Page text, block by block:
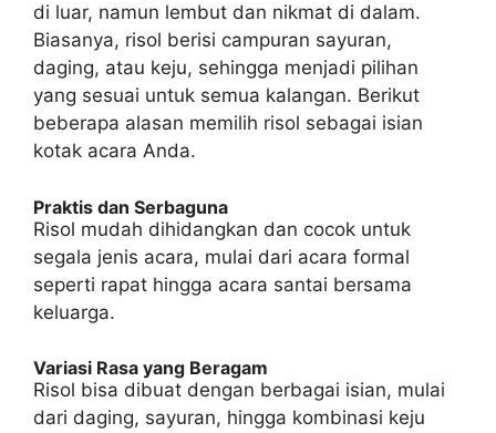
di luar, namun lembut dan nikmat di dalam.
Biasanya, risol berisi campuran sayuran,
daging, atau keju, sehingga menjadi pilihan
yang sesuai untuk semua kalangan. Berikut
beberapa alasan memilih risol sebagai isian
kotak acara Anda.
Praktis dan Serbaguna
Risol mudah dihidangkan dan cocok untuk
segala jenis acara, mulai dari acara formal
seperti rapat hingga acara santai bersama
keluarga.
Variasi Rasa yang Beragam
Risol bisa dibuat dengan berbagai isian, mulai
dari daging, sayuran, hingga kombinasi keju